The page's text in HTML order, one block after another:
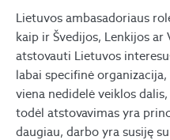
Lietuvos ambasadoriaus
kaip ir Švedijos, Lenkijos ar
atstovauti Lietuvos
labai specifinė
viena nedidelė veiklos
todėl atstovavimas yra
daugiau, darbo yra susiję